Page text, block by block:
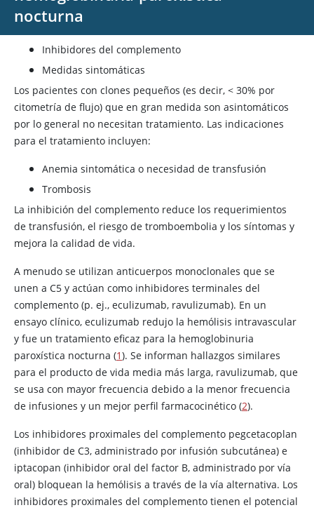
nocturna
Inhibidores del complemento
Medidas sintomáticas
Los pacientes con clones pequeños (es decir, < 30% por
citometría de flujo) que en gran medida son asintomáticos
por lo general no necesitan tratamiento. Las indicaciones
para el tratamiento incluyen:
Anemia sintomática o necesidad de transfusión
Trombosis
La inhibición del complemento reduce los requerimientos
de transfusión, el riesgo de tromboembolia y los síntomas y
mejora la calidad de vida.
A menudo se utilizan anticuerpos monoclonales que se
unen a C5 y actúan como inhibidores terminales del
complemento (p. ej., eculizumab, ravulizumab). En un
ensayo clínico, eculizumab redujo la hemólisis intravascular
y fue un tratamiento eficaz para la hemoglobinuria
paroxística nocturna (1). Se informan hallazgos similares
para el producto de vida media más larga, ravulizumab, que
se usa con mayor frecuencia debido a la menor frecuencia
de infusiones y un mejor perfil farmacocinético (2).
Los inhibidores proximales del complemento pegcetacoplan
(inhibidor de C3, administrado por infusión subcutánea) e
iptacopan (inhibidor oral del factor B, administrado por vía
oral) bloquean la hemólisis a través de la vía alternativa. Los
inhibidores proximales del complemento tienen el potencial